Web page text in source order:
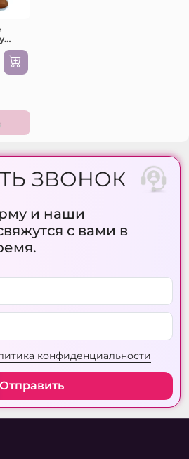
ЗВОНОК
и наши
с вами в
конфиденциальности
Отправить